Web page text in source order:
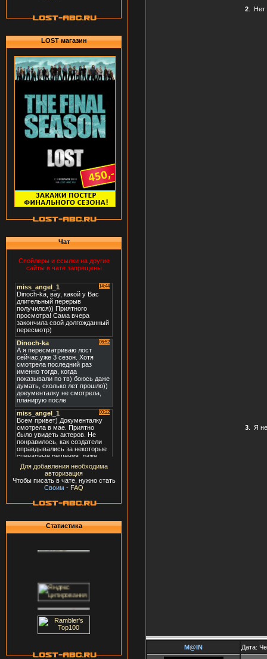
LOST магазин
Чат
Спойлеры и ссылки на другие
сайты в чате запрещены
Для добавления необходима
авторизация
Чтобы писать в чате, нужно стать
Своим - FAQ
Статистика
2. Нет
3. Я
M@IN Дата: